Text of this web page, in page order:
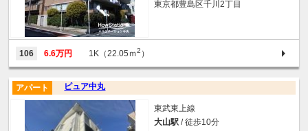
東京都豊島区千川2丁目
106 6.6万円 1K（22.05ｍ2 ）
ピュア中丸
アパート
東武東上線
大山駅 / 徒歩10分